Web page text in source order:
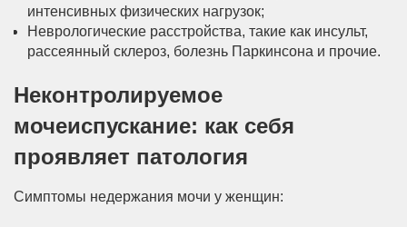
интенсивных физических нагрузок;
Неврологические расстройства, такие как инсульт,
рассеянный склероз, болезнь Паркинсона и прочие.
Неконтролируемое
мочеиспускание: как себя
проявляет патология
Симптомы недержания мочи у женщин: